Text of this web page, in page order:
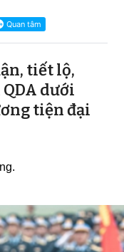
tiết lộ,
dưới
tiện đại